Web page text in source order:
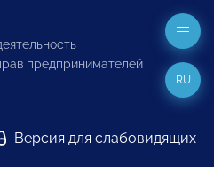
предпринимателей
Версия для слабовидящих
RU